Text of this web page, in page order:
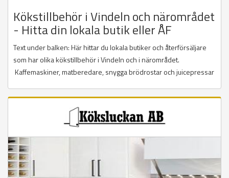
Kökstillbehör i Vindeln och närområdet
- Hitta din lokala butik eller ÅF
Text under balken: Här hittar du lokala butiker och återförsäljare
som har olika kökstillbehör i Vindeln och i närområdet.
Kaffemaskiner, matberedare, snygga brödrostar och juicepressar